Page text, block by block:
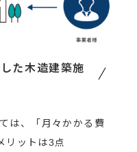
た木造建築施
は、「月々かかる費
リットは3点